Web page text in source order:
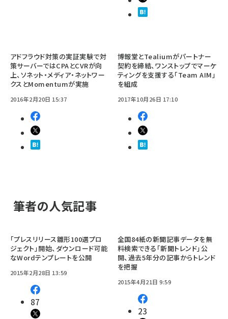
アドフラウド対策の実証実験で対
策サーバーではCPAとCVRが向
上、ソネット・メディア・ネットワー
クスとMomentumが実施
2016年2月20日 15:37
博報堂とTealiumがパートナー
契約を締結、ワンストップでマーケ
ティングを支援する「Team AIM」
を組成
2017年10月26日 17:10
筆者の人気記事
「プレスリリース雛形100選プロ
ジェクト」開始、ダウンロード可能
なWordテンプレートを公開
2015年2月28日 13:59
87
全国84紙の新聞記事データを無
料検索できる「新聞トレンド」公
開、過去5年分の記事からトレンド
を把握
2015年4月21日 9:59
23